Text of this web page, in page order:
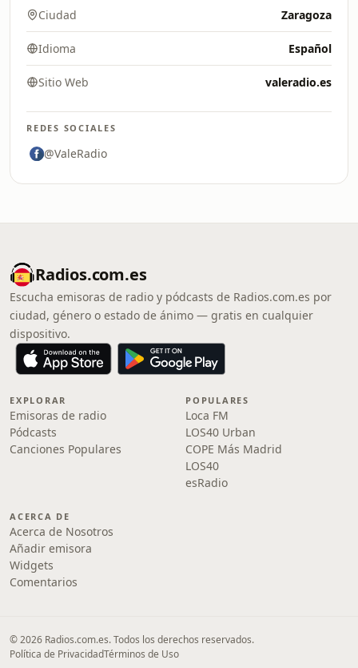
Ciudad Zaragoza
Idioma Español
Sitio Web valeradio.es
REDES SOCIALES
@ValeRadio
Radios.com.es
Escucha emisoras de radio y pódcasts de Radios.com.es por
ciudad, género o estado de ánimo — gratis en cualquier
dispositivo.
EXPLORAR
Emisoras de radio
Pódcasts
Canciones Populares
POPULARES
Loca FM
LOS40 Urban
COPE Más Madrid
LOS40
esRadio
ACERCA DE
Acerca de Nosotros
Añadir emisora
Widgets
Comentarios
© 2026 Radios.com.es. Todos los derechos reservados.
Política de PrivacidadTérminos de Uso